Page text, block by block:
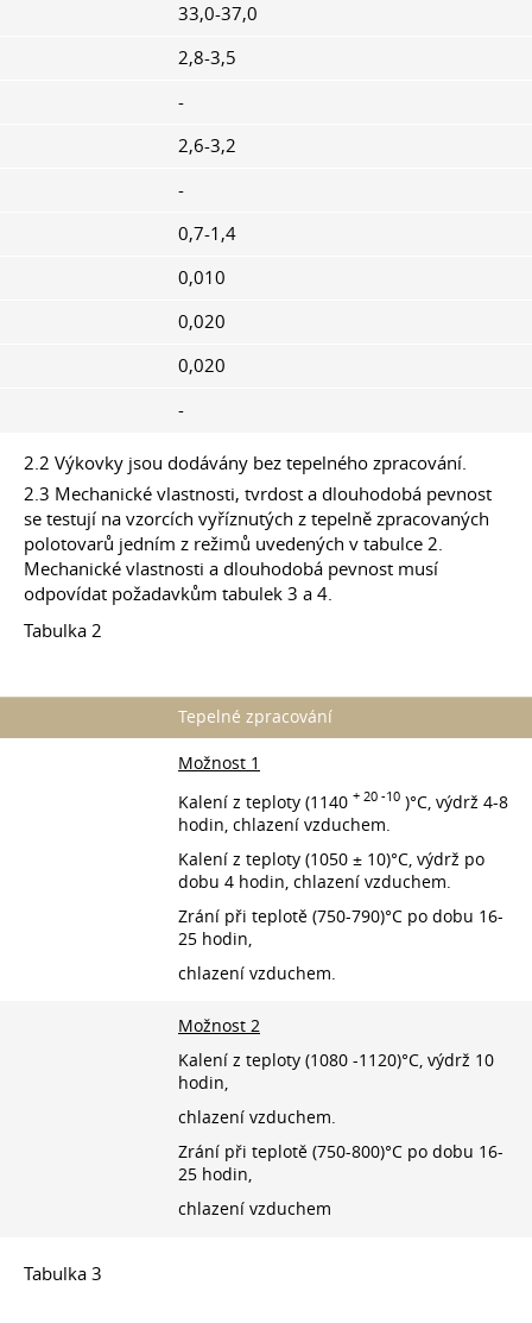
33,0-37,0
2,8-3,5
-
2,6-3,2
-
0,7-1,4
0,010
0,020
0,020
-
2.2 Výkovky jsou dodávány bez tepelného zpracování.
2.3 Mechanické vlastnosti, tvrdost a dlouhodobá pevnost
se testují na vzorcích vyříznutých z tepelně zpracovaných
polotovarů jedním z režimů uvedených v tabulce 2.
Mechanické vlastnosti a dlouhodobá pevnost musí
odpovídat požadavkům tabulek 3 a 4.
Tabulka 2
Tepelné zpracování
Možnost 1
Kalení z teploty (1140 + 20 -10 )°C, výdrž 4-8
hodin, chlazení vzduchem.
Kalení z teploty (1050 ± 10)°C, výdrž po
dobu 4 hodin, chlazení vzduchem.
Zrání při teplotě (750-790)°C po dobu 16-
25 hodin,
chlazení vzduchem.
Možnost 2
Kalení z teploty (1080 -1120)°C, výdrž 10
hodin,
chlazení vzduchem.
Zrání při teplotě (750-800)°C po dobu 16-
25 hodin,
chlazení vzduchem
Tabulka 3